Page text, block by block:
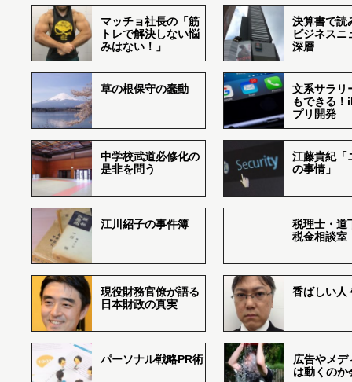
マッチョ社長の「筋
トレで解決しない悩
みはない！」
決算書で読
ビジネスニ
深層
草の根保守の蠢動
文系サラリ
もできる
プリ開発
中学校武道必修化の
是非を問う
江藤貴紀「
の事情」
江川紹子の事件簿
税理士・道
税金相談室
現役財務官僚が語る
日本財政の真実
香ばしい
パーソナル戦略PR術
広告やメデ
は動くのか